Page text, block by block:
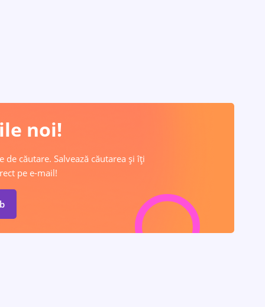
noi!
căutare. Salvează căutarea și îți
pe e-mail!